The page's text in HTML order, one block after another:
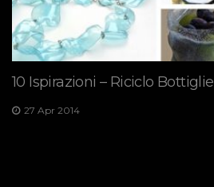
10 Ispirazioni – Riciclo Bottiglie
27 Apr 2014